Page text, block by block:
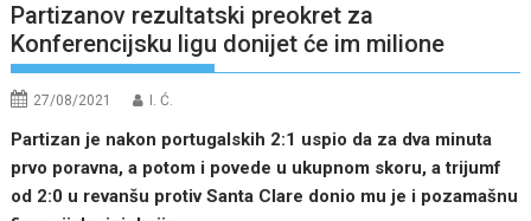
Partizanov rezultatski preokret za
Konferencijsku ligu donijet će im milione
27/08/2021 I. Ć.
Partizan je nakon portugalskih 2:1 uspio da za dva minuta
prvo poravna, a potom i povede u ukupnom skoru, a trijumf
od 2:0 u revanšu protiv Santa Clare donio mu je i pozamašnu